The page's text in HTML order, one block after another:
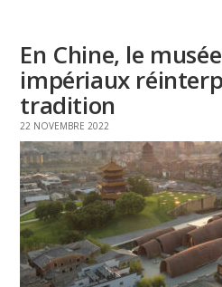
En Chine, le
impériaux
tradition
22 NOVEMBRE 2022